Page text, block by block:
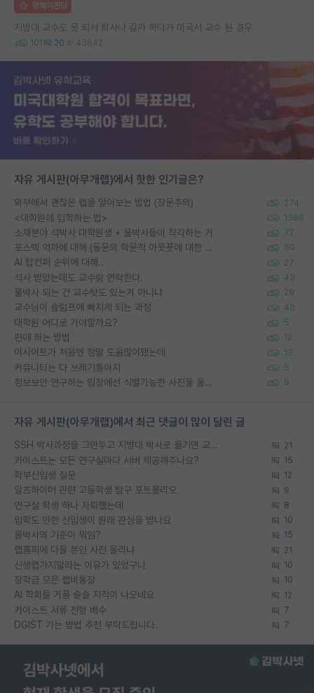
명예의전당
지방대 교수도 못 되서 회사나 갈까 하다가 미국서 교수 된 경우
101 20 43642
자유 게시판(아무개랩)에서 핫한 인기글은?
외부에서 괜찮은 랩을 알아보는 방법 (장문주의) 274
<대학원에 입학하는 법> 1388
소재분야 석박사 대학원생 + 물박사들이 착각하는 거 72
포스텍 억까에 대해 (동문의 학문적 아웃풋에 대한 반박) 50
AI 탑컨퍼 순위에 대해.. 27
석사 받았는데도 교수랑 연락한다. 43
물박사 되는 건 교수탓도 있는거 아니냐 28
교수님이 슬럼프에 빠지게 되는 과정 40
대학원 어디로 가야할까요? 5
편애 하는 방법 12
이사이트가 처음엔 정말 도움많이됐는데 13
커뮤니티는 다 쓰레기통이지 5
정보보안 연구하는 입장에선 식별가능한 사진을 올리는건 비추이긴함 5
자유 게시판(아무개랩)에서 최근 댓글이 많이 달린 글
SSH 박사과정을 그만두고 지방대 박사로 옮기면 교수의 꿈은 끝일까요? 21
카이스트는 모든 연구실마다 서버 제공해주나요? 15
학부신입생 질문 12
알츠하이머 관련 고등학생 탐구 포트폴리오 9
연구실 학생 하나 자퇴했는데 8
입학도 안한 신입생이 원래 관심을 받나요 10
물박사의 기준이 뭐임? 15
랩홈피에 다들 본인 사진 올리냐 21
신생랩가지말라는 이유가 있었구나 10
장학금 모은 랩비통장 10
AI 학회들 거품 슬슬 지적이 나오네요 12
카이스트 서류 전형 배수 7
DGIST 가는 방법 추천 부탁드립니다. 7